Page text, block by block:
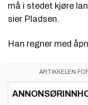
må i stedet kjøre
sier Pladsen.
Han regner med
ARTIKKELEN